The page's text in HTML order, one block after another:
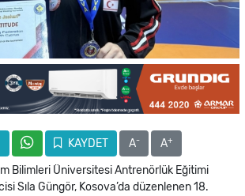
KAYDET A- A+
Bilimleri Üniversitesi Antrenörlük Eğitimi
Sıla Güngör, Kosova’da düzenlenen 18.